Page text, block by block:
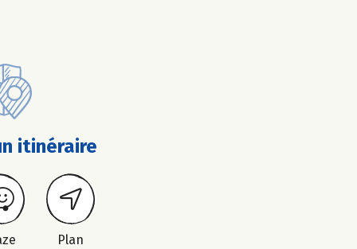
itinéraire
Plan